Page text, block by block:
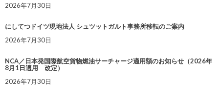
2026年7月30日
にしてつドイツ現地法人 シュツットガルト事務所移転のご案内
2026年7月30日
NCA／日本発国際航空貨物燃油サーチャージ適用額のお知らせ（2026年
8月1日適用 改定）
2026年7月30日